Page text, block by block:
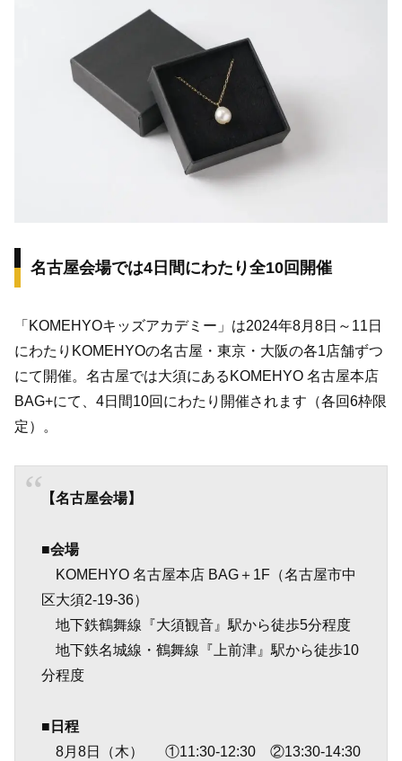
名古屋会場では4日間にわたり全10回開催
「KOMEHYOキッズアカデミー」は2024年8月8日～11日
にわたりKOMEHYOの名古屋・東京・大阪の各1店舗ずつ
にて開催。名古屋では大須にあるKOMEHYO 名古屋本店
BAG+にて、4日間10回にわたり開催されます（各回6枠限
定）。
【名古屋会場】
■会場
KOMEHYO 名古屋本店 BAG＋1F（名古屋市中
区大須2-19-36）
地下鉄鶴舞線『大須観音』駅から徒歩5分程度
地下鉄名城線・鶴舞線『上前津』駅から徒歩10
分程度
■日程
8月8日（木） ①11:30-12:30 ②13:30-14:30